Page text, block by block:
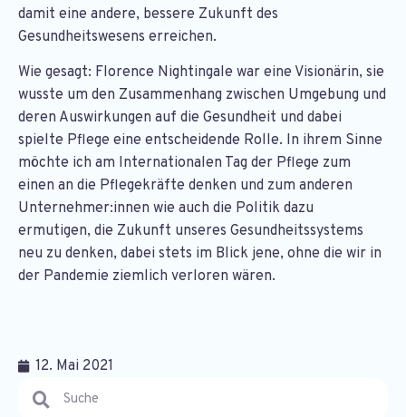
damit eine andere, bessere Zukunft des
Gesundheitswesens erreichen.
Wie gesagt: Florence Nightingale war eine Visionärin, sie
wusste um den Zusammenhang zwischen Umgebung und
deren Auswirkungen auf die Gesundheit und dabei
spielte Pflege eine entscheidende Rolle. In ihrem Sinne
möchte ich am Internationalen Tag der Pflege zum
einen an die Pflegekräfte denken und zum anderen
Unternehmer:innen wie auch die Politik dazu
ermutigen, die Zukunft unseres Gesundheitssystems
neu zu denken, dabei stets im Blick jene, ohne die wir in
der Pandemie ziemlich verloren wären.
12. Mai 2021